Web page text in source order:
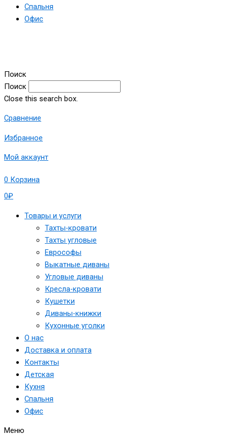
Спальня
Офис
Поиск
Поиск
Close this search box.
Сравнение
Избранное
Мой аккаунт
0₽
0 Корзина
Товары и услуги
Тахты-кровати
Тахты угловые
Еврософы
Выкатные диваны
Угловые диваны
Кресла-кровати
Кушетки
Диваны-книжки
Кухонные уголки
О нас
Доставка и оплата
Контакты
Детская
Кухня
Спальня
Офис
Меню